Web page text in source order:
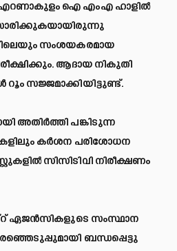
എറണാകുളം ഐ എംഎ ഹാളിൽ
സംശയകരമായ
ആദായ നികുതി
സജ്ജമാക്കിയിട്ടുണ്ട്.
അതിർത്തി പങ്കിടുന്ന
കർശന പരിശോധന
സിസിടിവി നിരീക്ഷണം
ഏജൻസികളുടെ സംസ്ഥാന
ബന്ധപ്പെട്ടു